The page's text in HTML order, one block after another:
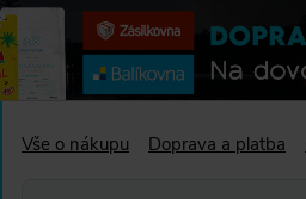
Vše o nákupu Doprava a platba